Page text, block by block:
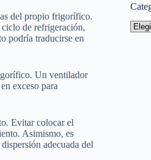
del propio frigorífico.
de refrigeración,
podría traducirse en
Un ventilador
exceso para
Evitar colocar el
Asimismo, es
adecuada del